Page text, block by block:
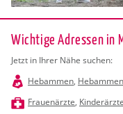
Wichtige Adressen in
Jetzt in Ihrer Nähe suchen:
Hebammen,
Frauenärzte, Kinderärzte